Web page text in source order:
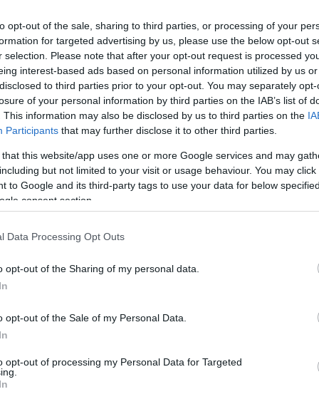
opt-out of the sale, sharing to third parties, or processing of your
for targeted advertising by us, please use the below opt-out
selection. Please note that after your opt-out request is processed
interest-based ads based on personal information utilized by us
to third parties prior to your opt-out. You may separately
of your personal information by third parties on the IAB’s list of
This information may also be disclosed by us to third parties on the
Participants that may further disclose it to other third parties.
that this website/app uses one or more Google services and may
but not limited to your visit or usage behaviour. You may
to Google and its third-party tags to use your data for below
consent section.
Data Processing Opt Outs
opt-out of the Sharing of my personal data.
opt-out of the Sale of my Personal Data.
opt-out of processing my Personal Data for Targeted
συντονίζει το ΕΚΣΕΔ συμμετέχουν δύο
και ένα του πολεμικού ναυτικού και
Γαύδο. Συμμετέχουν επίσης ένα περιπολικό και ένα
λιμενικού σώματος, το πλοίο “ΣΑΜΑΡΙΑ 1” το
του για να πάρει μέρος στις έρευνες, δύο
ένα περιπολικό όχημα του ΛΣ ΕΛΑΚΤ.
του λιμενικου “χτενίζουν” την ακτογραμμή της
μέχρι τη Σουγιά και τη Γαύδο με την
πριν πεσει το σκοτάδι.
της ΕΡΤ οι δύο άντρες φοράνε σωσίβια,
οικογένειες τους οι οποίες ζουν ώρες αγωνίας.